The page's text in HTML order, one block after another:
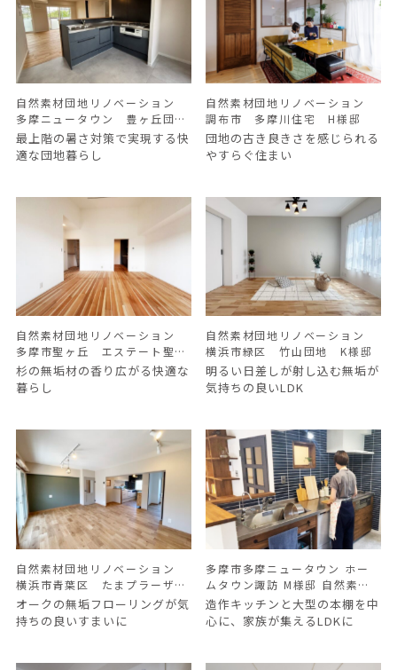
自然素材団地リノベーション
多摩ニュータウン 豊ヶ丘団
地 M様邸
最上階の暑さ対策で実現する快
適な団地暮らし
自然素材団地リノベーション
調布市 多摩川住宅 H様邸
団地の古き良きさを感じられる
やすらぐ住まい
自然素材団地リノベーション
多摩市聖ヶ丘 エステート聖ヶ
丘 M様邸
杉の無垢材の香り広がる快適な
暮らし
自然素材団地リノベーション
横浜市緑区 竹山団地 K様邸
明るい日差しが射し込む無垢が
気持ちの良いLDK
自然素材団地リノベーション
横浜市青葉区 たまプラーザ団
地 O様邸
オークの無垢フローリングが気
持ちの良いすまいに
多摩市多摩ニュータウン ホー
ムタウン諏訪 M様邸 自然素材
リノベーション
造作キッチンと大型の本棚を中
心に、 家族が集えるLDKに